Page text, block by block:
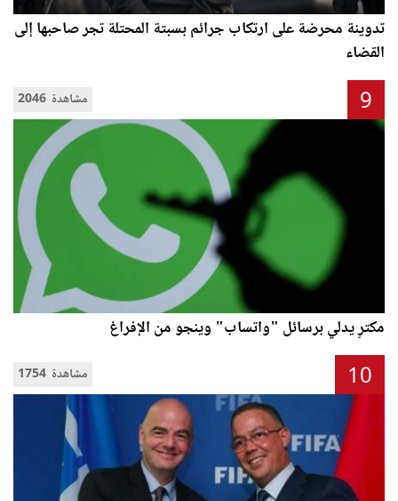
تدوينة محرضة على ارتكاب جرائم بسبتة المحتلة تجر صاحبها إلى
القضاء
2046 مشاهدة 9
مكترٍ يدلي برسائل "واتساب" وينجو من الإفراغ
1754 مشاهدة 10